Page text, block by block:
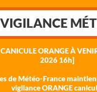
VIGILANCE
ORANGE À
2026 16h]
de Météo-France
vigilance ORANGE